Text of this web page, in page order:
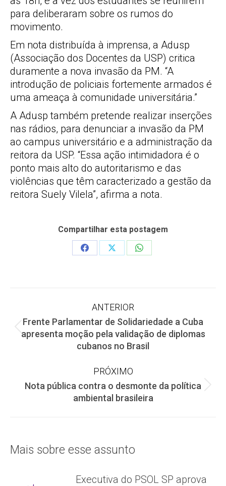
para deliberaram sobre os rumos do
movimento.
Em nota distribuída à imprensa, a Adusp
(Associação dos Docentes da USP) critica
duramente a nova invasão da PM. “A
introdução de policiais fortemente armados é
uma ameaça à comunidade universitária.”
A Adusp também pretende realizar inserções
nas rádios, para denunciar a invasão da PM
ao campus universitário e a administração da
reitora da USP. “Essa ação intimidadora é o
ponto mais alto do autoritarismo e das
violências que têm caracterizado a gestão da
reitora Suely Vilela”, afirma a nota.
Compartilhar esta postagem
Share
Share
Share
Navegação
de
ANTERIOR
Post
anterior:
Frente Parlamentar de Solidariedade a Cuba
apresenta moção pela validação de diplomas
cubanos no Brasil
PRÓXIMO
Próximo
post:
Nota pública contra o desmonte da política
ambiental brasileira
Mais sobre esse assunto
Executiva do PSOL SP aprova